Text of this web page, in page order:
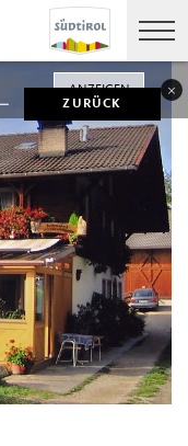
ZURÜCK
ANZEIGEN